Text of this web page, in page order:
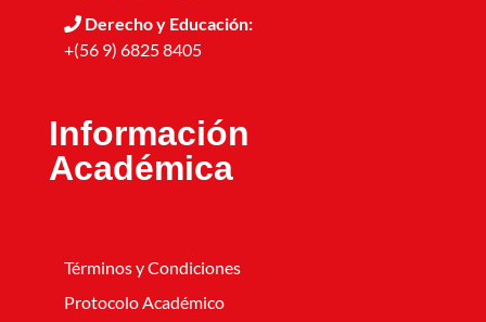
Derecho y Educación:
+(56 9) 6825 8405
Información
Académica
Términos y Condiciones
Protocolo Académico